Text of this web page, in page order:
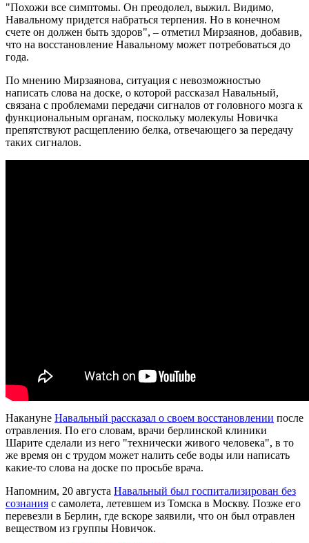
"Похожи все симптомы. Он преодолел, выжил. Видимо,
Навальному придется набраться терпения. Но в конечном
счете он должен быть здоров", – отметил Мирзаянов, добавив,
что на восстановление Навальному может потребоваться до
года.
По мнению Мирзаянова, ситуация с невозможностью
написать слова на доске, о которой рассказал Навальный,
связана с проблемами передачи сигналов от головного мозга к
функциональным органам, поскольку молекулы Новичка
препятствуют расщеплению белка, отвечающего за передачу
таких сигналов.
Накануне Навальный рассказал о своем восстановлении после
отравления. По его словам, врачи берлинской клиники
Шарите сделали из него "технически живого человека", в то
же время он с трудом может налить себе воды или написать
какие-то слова на доске по просьбе врача.
Напомним, 20 августа Навальный был госпитализирован без
сознания с самолета, летевшем из Томска в Москву. Позже его
перевезли в Берлин, где вскоре заявили, что он был отравлен
веществом из группы Новичок.